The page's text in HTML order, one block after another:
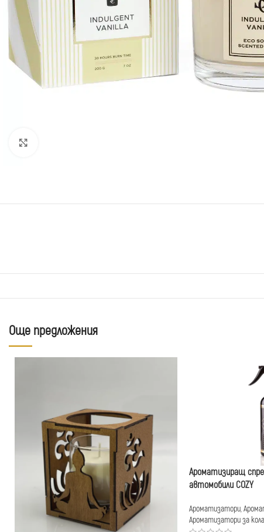
Още предложения
Ароматизиращ
автомобили COZY
Ароматизатори,
Ароматизатори за кола